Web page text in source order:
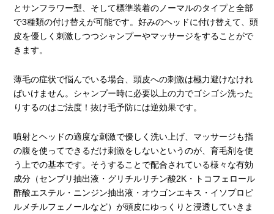
とサンフラワー型、そして標準装着のノーマルのタイプと全部
で3種類の付け替えが可能です。好みのヘッドに付け替えて、頭
皮を優しく刺激しつつシャンプーやマッサージをすることがで
きます。
薄毛の症状で悩んでいる場合、頭皮への刺激は極力避けなけれ
ばいけません。シャンプー時に必要以上の力でゴシゴシ洗った
りするのはご法度！抜け毛予防には逆効果です。
噴射とヘッドの適度な刺激で優しく洗い上げ、マッサージも指
の腹を使ってできるだけ刺激をしないというのが、育毛剤を使
う上での基本です。そうすることで配合されている様々な有効
成分（センブリ抽出液・グリチルリチン酸2K・トコフェロール
酢酸エステル・ニンジン抽出液・オウゴンエキス・イソプロピ
ルメチルフェノールなど）が頭皮にゆっくりと浸透していきま